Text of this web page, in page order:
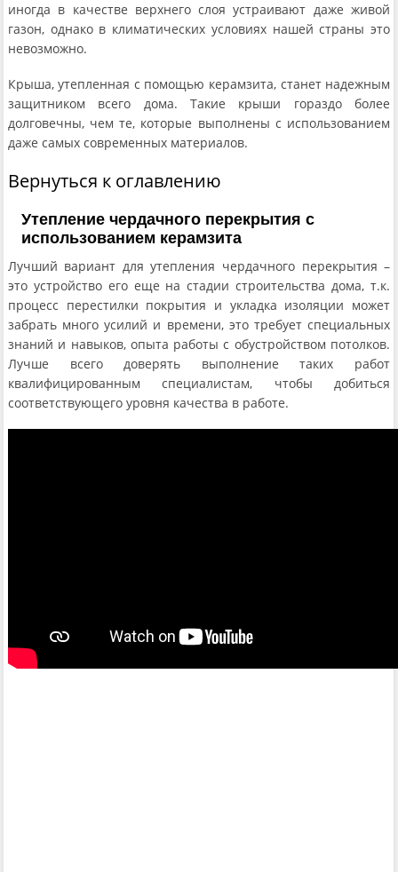
иногда в качестве верхнего слоя устраивают даже живой
газон, однако в климатических условиях нашей страны это
невозможно.
Крыша, утепленная с помощью керамзита, станет надежным
защитником всего дома. Такие крыши гораздо более
долговечны, чем те, которые выполнены с использованием
даже самых современных материалов.
Вернуться к оглавлению
Утепление чердачного перекрытия с
использованием керамзита
Лучший вариант для утепления чердачного перекрытия –
это устройство его еще на стадии строительства дома, т.к.
процесс перестилки покрытия и укладка изоляции может
забрать много усилий и времени, это требует специальных
знаний и навыков, опыта работы с обустройством потолков.
Лучше всего доверять выполнение таких работ
квалифицированным специалистам, чтобы добиться
соответствующего уровня качества в работе.